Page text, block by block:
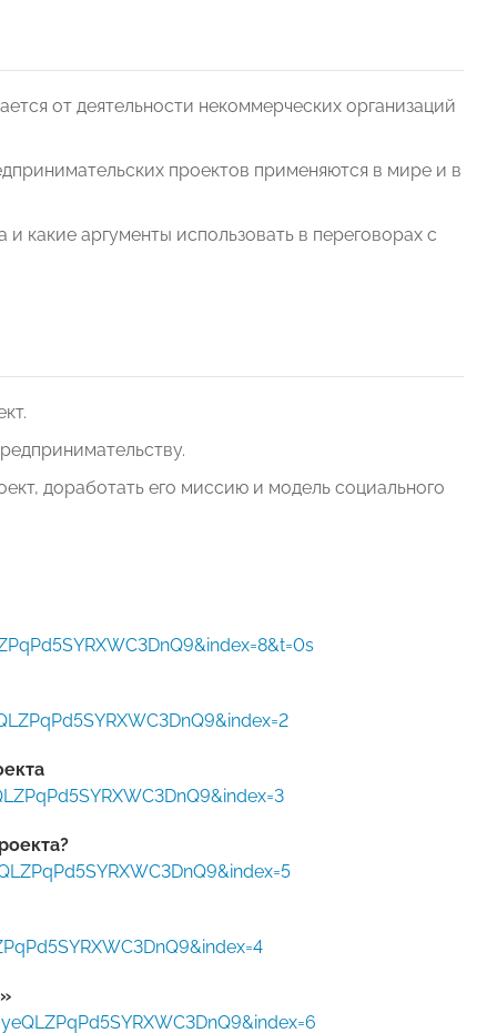
от деятельности некоммерческих организаций
проектов применяются в мире и в
и какие аргументы использовать в переговорах с
доработать его миссию и модель социального